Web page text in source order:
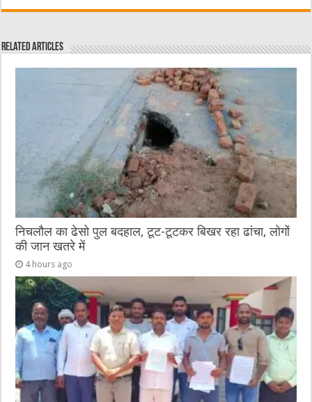
c
e
b
it
r
C
at
ai ss
n
g
er
at
A
p
p
Related Articles
निचलौल का ढेसो पुल बदहाल, टूट-टूटकर बिखर रहा ढांचा, लोगों
की जान खतरे में
4 hours ago